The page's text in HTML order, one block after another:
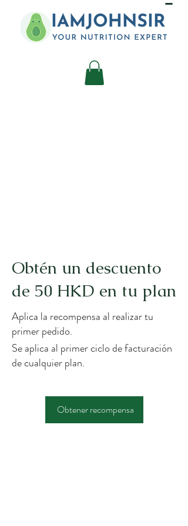
Obtén un descuento
de 50 HKD en tu plan
Aplica la recompensa al realizar tu
primer pedido.
Obtener recompensa
Se aplica al primer ciclo de facturación
de cualquier plan.